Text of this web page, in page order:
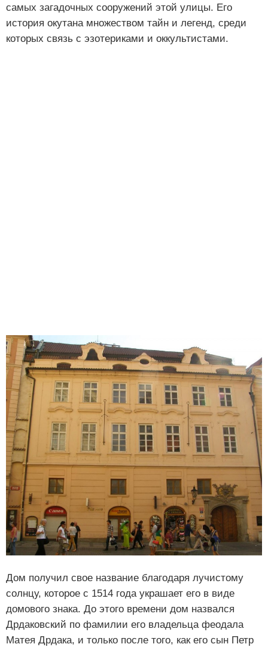
самых загадочных сооружений этой улицы. Его
история окутана множеством тайн и легенд, среди
которых связь с эзотериками и оккультистами.
Дом получил свое название благодаря лучистому
солнцу, которое с 1514 года украшает его в виде
домового знака. До этого времени дом назвался
Дрдаковский по фамилии его владельца феодала
Матея Дрдака, и только после того, как его сын Петр